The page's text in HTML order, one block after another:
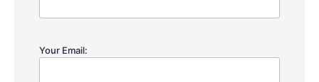
Your Email: